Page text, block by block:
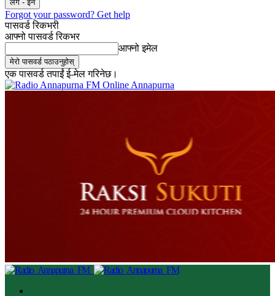
Forgot your password? Get help
पासवर्ड रिकभरी
आफ्नो पासवर्ड रिकभर
आफ्नो इमेल
एक पासवर्ड तपाईं ई-मेल गरिनेछ।
Online Annapurna